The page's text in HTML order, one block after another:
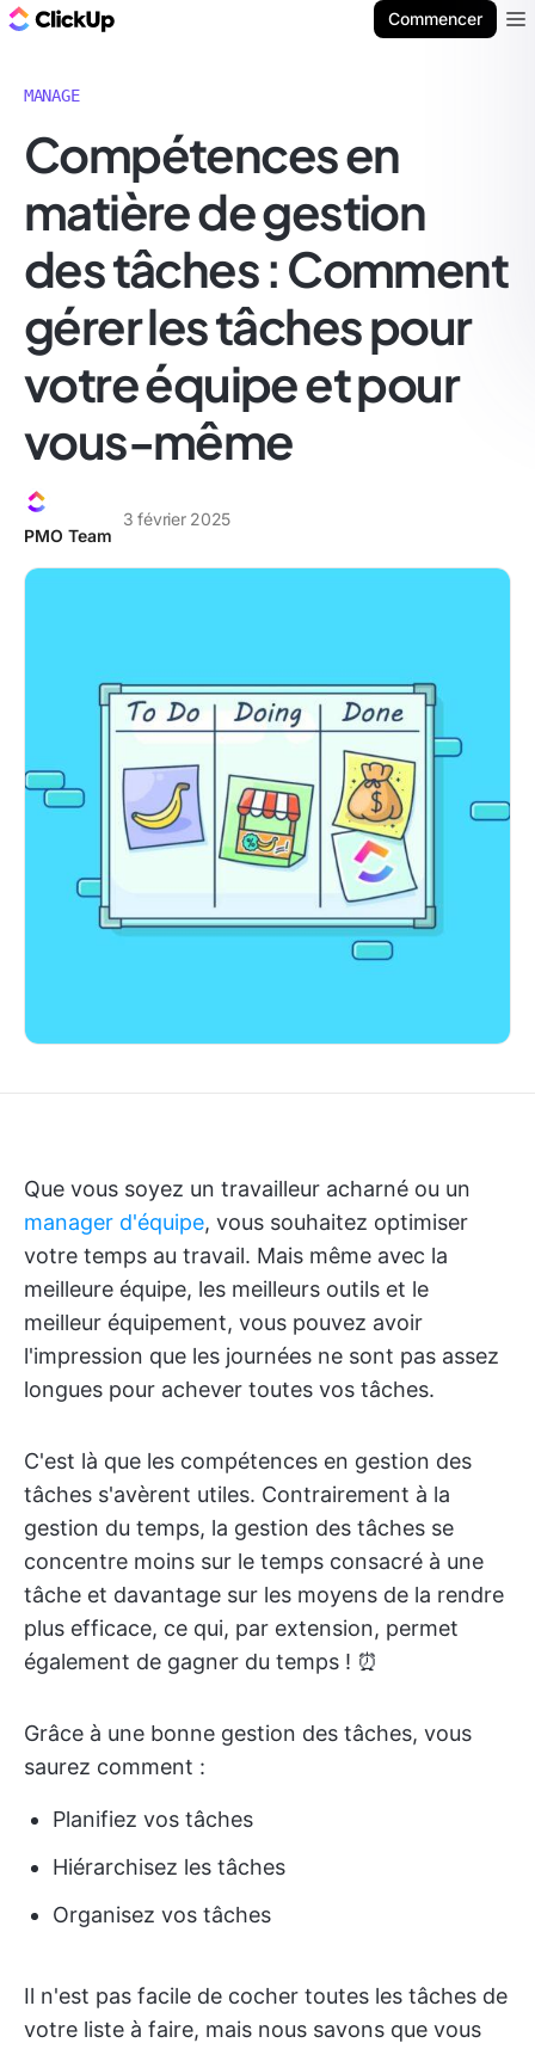
Commencer
MANAGE
Compétences en
matière de gestion
des tâches : Comment
gérer les tâches pour
votre équipe et pour
vous-même
PMO Team
3 février 2025
Que vous soyez un travailleur acharné ou un
manager d'équipe, vous souhaitez optimiser
votre temps au travail. Mais même avec la
meilleure équipe, les meilleurs outils et le
meilleur équipement, vous pouvez avoir
l'impression que les journées ne sont pas assez
longues pour achever toutes vos tâches.
C'est là que les compétences en gestion des
tâches s'avèrent utiles. Contrairement à la
gestion du temps, la gestion des tâches se
concentre moins sur le temps consacré à une
tâche et davantage sur les moyens de la rendre
plus efficace, ce qui, par extension, permet
également de gagner du temps ! ⏰
Grâce à une bonne gestion des tâches, vous
saurez comment :
Planifiez vos tâches
Hiérarchisez les tâches
Organisez vos tâches
Il n'est pas facile de cocher toutes les tâches de
votre liste à faire, mais nous savons que vous